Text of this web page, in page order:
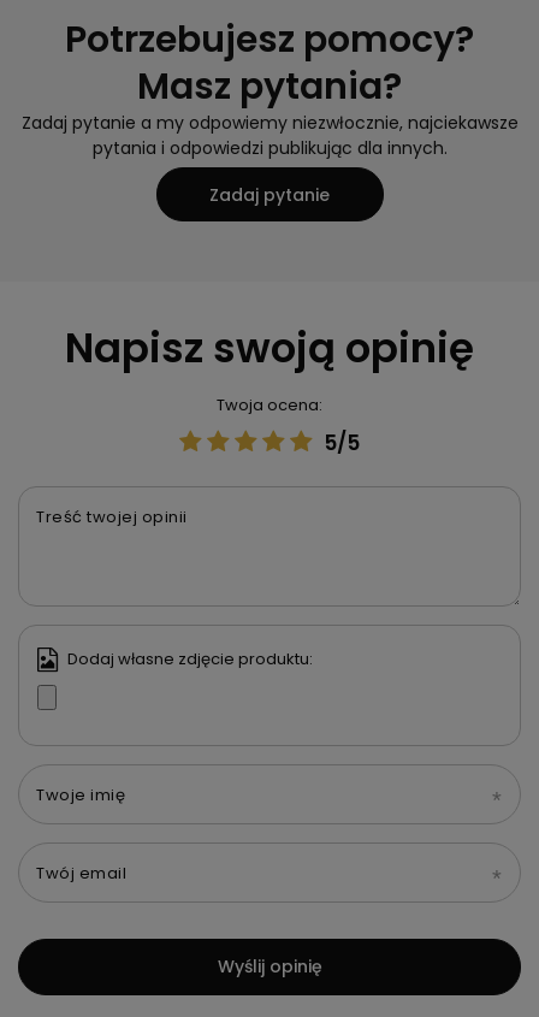
Potrzebujesz pomocy?
Masz pytania?
Zadaj pytanie a my odpowiemy niezwłocznie, najciekawsze
pytania i odpowiedzi publikując dla innych.
Zadaj pytanie
Napisz swoją opinię
Twoja ocena:
5/5
Treść twojej opinii
Dodaj własne zdjęcie produktu:
Twoje imię
Twój email
Wyślij opinię